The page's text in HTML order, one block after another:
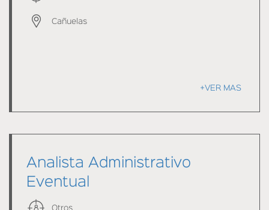
Cañuelas
+VER MAS
Analista Administrativo
Eventual
Otros